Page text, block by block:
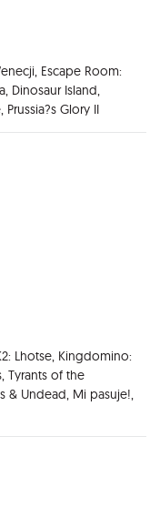
Escape Room:
Dinosaur Island,
Glory II
Lhotse, Kingdomino:
Tyrants of the
& Undead, Mi pasuje!,